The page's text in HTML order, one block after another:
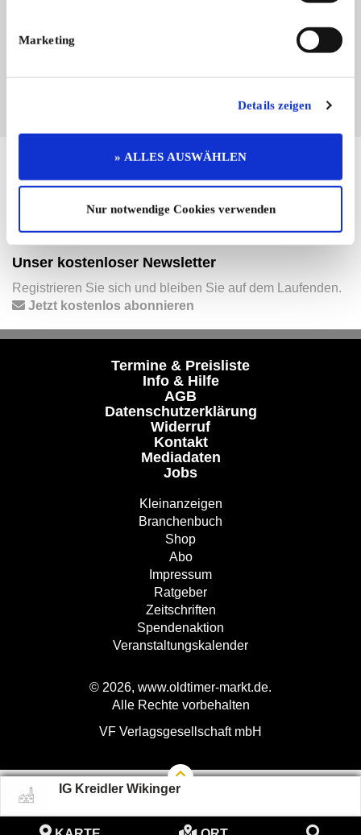
Marketing
Details zeigen
» ALLES AUSWÄHLEN
Nur notwendige Cookies verwenden
ergänzen und für sich zu nutzen:
IG Kreidler Wikinger
Folgen Sie uns auf unseren Social-Media-Seiten oder
laden Sie unsere Termine-App herunter:
Facebook|Instagram|YouTube|Termine-App
Unser kostenloser Newsletter
Registrieren Sie sich und bleiben Sie auf dem Laufenden.
Jetzt kostenlos abonnieren
Termine & Preisliste
Info & Hilfe
AGB
Datenschutzerklärung
Widerruf
Kontakt
Mediadaten
Jobs
Kleinanzeigen
Branchenbuch
Shop
Abo
Impressum
Ratgeber
Zeitschriften
Spendenaktion
Veranstaltungskalender
© 2026, www.oldtimer-markt.de.
Alle Rechte vorbehalten
VF Verlagsgesellschaft mbH